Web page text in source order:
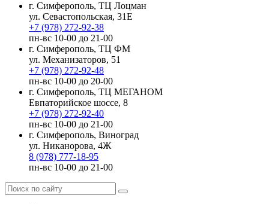
г. Симферополь, ТЦ Лоцман
ул. Севастопольская, 31Е
+7 (978) 272-92-38
пн-вс 10-00 до 21-00
г. Симферополь, ТЦ ФМ
ул. Механизаторов, 51
+7 (978) 272-92-48
пн-вс 10-00 до 20-00
г. Симферополь, ТЦ МЕГАНОМ
Евпаторийское шоссе, 8
+7 (978) 272-92-40
пн-вс 10-00 до 21-00
г. Симферополь, Виноград
ул. Никанорова, 4Ж
8 (978) 777-18-95
пн-вс 10-00 до 21-00